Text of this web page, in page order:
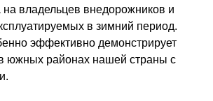
владельцев внедорожников и
в зимний период.
эффективно демонстрирует
южных районах нашей страны с